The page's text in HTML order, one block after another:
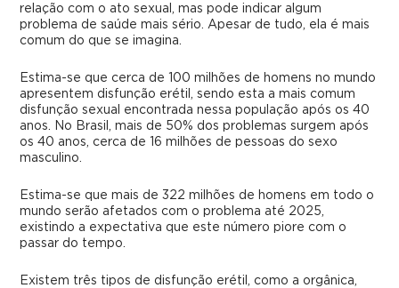
relação com o ato sexual, mas pode indicar algum
problema de saúde mais sério. Apesar de tudo, ela é mais
comum do que se imagina.
Estima-se que cerca de 100 milhões de homens no mundo
apresentem disfunção erétil, sendo esta a mais comum
disfunção sexual encontrada nessa população após os 40
anos. No Brasil, mais de 50% dos problemas surgem após
os 40 anos, cerca de 16 milhões de pessoas do sexo
masculino.
Estima-se que mais de 322 milhões de homens em todo o
mundo serão afetados com o problema até 2025,
existindo a expectativa que este número piore com o
passar do tempo.
Existem três tipos de disfunção erétil, como a orgânica,